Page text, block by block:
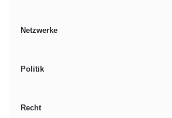
Netzwerke
Politik
Recht